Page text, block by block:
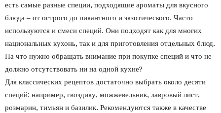
есть самые разные специи, подходящие ароматы для вкусного
блюда – от острого до пикантного и экзотического. Часто
используются и смеси специй. Они подходят как для многих
национальных кухонь, так и для приготовления отдельных блюд.
На что нужно обращать внимание при покупке специй и что не
должно отсутствовать ни на одной кухне?
Для классических рецептов достаточно выбрать около десяти
специй: например, гвоздику, можжевельник, лавровый лист,
розмарин, тимьян и базилик. Рекомендуются также в качестве